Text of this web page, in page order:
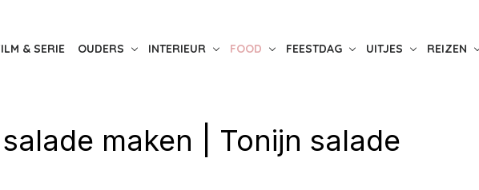
& SERIE OUDERS INTERIEUR FOOD FEESTDAG UITJES REIZEN
maken | Tonijn salade